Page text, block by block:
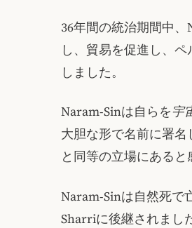
36年間の統治期間中
し、貿易を促進し、
しました。
Naram-Sinは自らを宇
大胆な形で名前に署
と同等の立場にあると
Naram-Sinは自然死で
Sharriに後継されまし